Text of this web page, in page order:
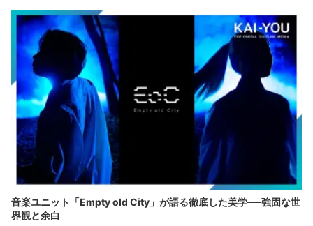
音楽ユニット「Empty old City」が語る徹底した美学──強固な世
界観と余白